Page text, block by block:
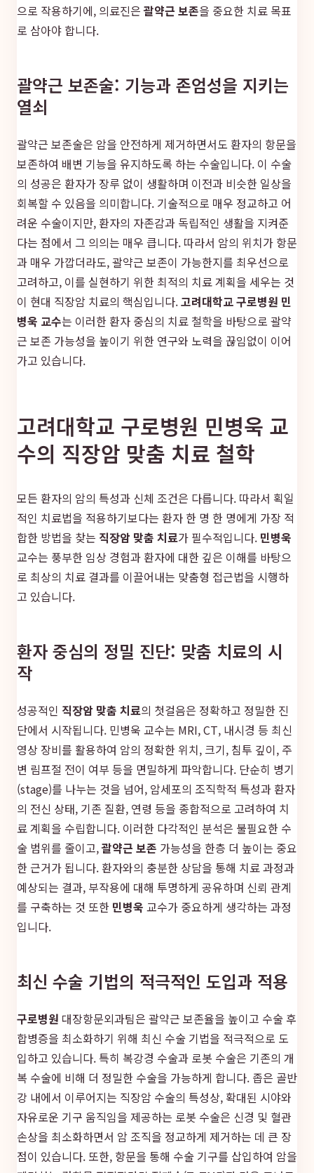
으로 작용하기에, 의료진은괄약근 보존을 중요한 치료 목표
로 삼아야 합니다.
괄약근 보존술: 기능과 존엄성을 지키는
열쇠
괄약근 보존술은 암을 안전하게 제거하면서도 환자의 항문을
보존하여 배변 기능을 유지하도록 하는 수술입니다. 이 수술
의 성공은 환자가 장루 없이 생활하며 이전과 비슷한 일상을
회복할 수 있음을 의미합니다. 기술적으로 매우 정교하고 어
려운 수술이지만, 환자의 자존감과 독립적인 생활을 지켜준
다는 점에서 그 의의는 매우 큽니다. 따라서 암의 위치가 항문
과 매우 가깝더라도, 괄약근 보존이 가능한지를 최우선으로
고려하고, 이를 실현하기 위한 최적의 치료 계획을 세우는 것
이 현대 직장암 치료의 핵심입니다.고려대학교 구로병원 민
병욱 교수는 이러한 환자 중심의 치료 철학을 바탕으로 괄약
근 보존 가능성을 높이기 위한 연구와 노력을 끊임없이 이어
가고 있습니다.
고려대학교 구로병원 민병욱 교
수의 직장암 맞춤 치료 철학
모든 환자의 암의 특성과 신체 조건은 다릅니다. 따라서 획일
적인 치료법을 적용하기보다는 환자 한 명 한 명에게 가장 적
합한 방법을 찾는 직장암 맞춤 치료가 필수적입니다. 민병욱
교수는 풍부한 임상 경험과 환자에 대한 깊은 이해를 바탕으
로 최상의 치료 결과를 이끌어내는 맞춤형 접근법을 시행하
고 있습니다.
환자 중심의 정밀 진단: 맞춤 치료의 시
작
성공적인 직장암 맞춤 치료의 첫걸음은 정확하고 정밀한 진
단에서 시작됩니다. 민병욱 교수는 MRI, CT, 내시경 등 최신
영상 장비를 활용하여 암의 정확한 위치, 크기, 침투 깊이, 주
변 림프절 전이 여부 등을 면밀하게 파악합니다. 단순히 병기
(stage)를 나누는 것을 넘어, 암세포의 조직학적 특성과 환자
의 전신 상태, 기존 질환, 연령 등을 종합적으로 고려하여 치
료 계획을 수립합니다. 이러한 다각적인 분석은 불필요한 수
술 범위를 줄이고,괄약근 보존 가능성을 한층 더 높이는 중요
한 근거가 됩니다. 환자와의 충분한 상담을 통해 치료 과정과
예상되는 결과, 부작용에 대해 투명하게 공유하며 신뢰 관계
를 구축하는 것 또한 민병욱 교수가 중요하게 생각하는 과정
입니다.
최신 수술 기법의 적극적인 도입과 적용
구로병원 대장항문외과팀은 괄약근 보존율을 높이고 수술 후
합병증을 최소화하기 위해 최신 수술 기법을 적극적으로 도
입하고 있습니다. 특히 복강경 수술과 로봇 수술은 기존의 개
복 수술에 비해 더 정밀한 수술을 가능하게 합니다. 좁은 골반
강 내에서 이루어지는 직장암 수술의 특성상, 확대된 시야와
자유로운 기구 움직임을 제공하는 로봇 수술은 신경 및 혈관
손상을 최소화하면서 암 조직을 정교하게 제거하는 데 큰 장
점이 있습니다. 또한, 항문을 통해 수술 기구를 삽입하여 암을